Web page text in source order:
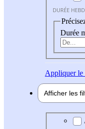
DURÉE
Durée
Appliquerle
Afficher les
Domaine